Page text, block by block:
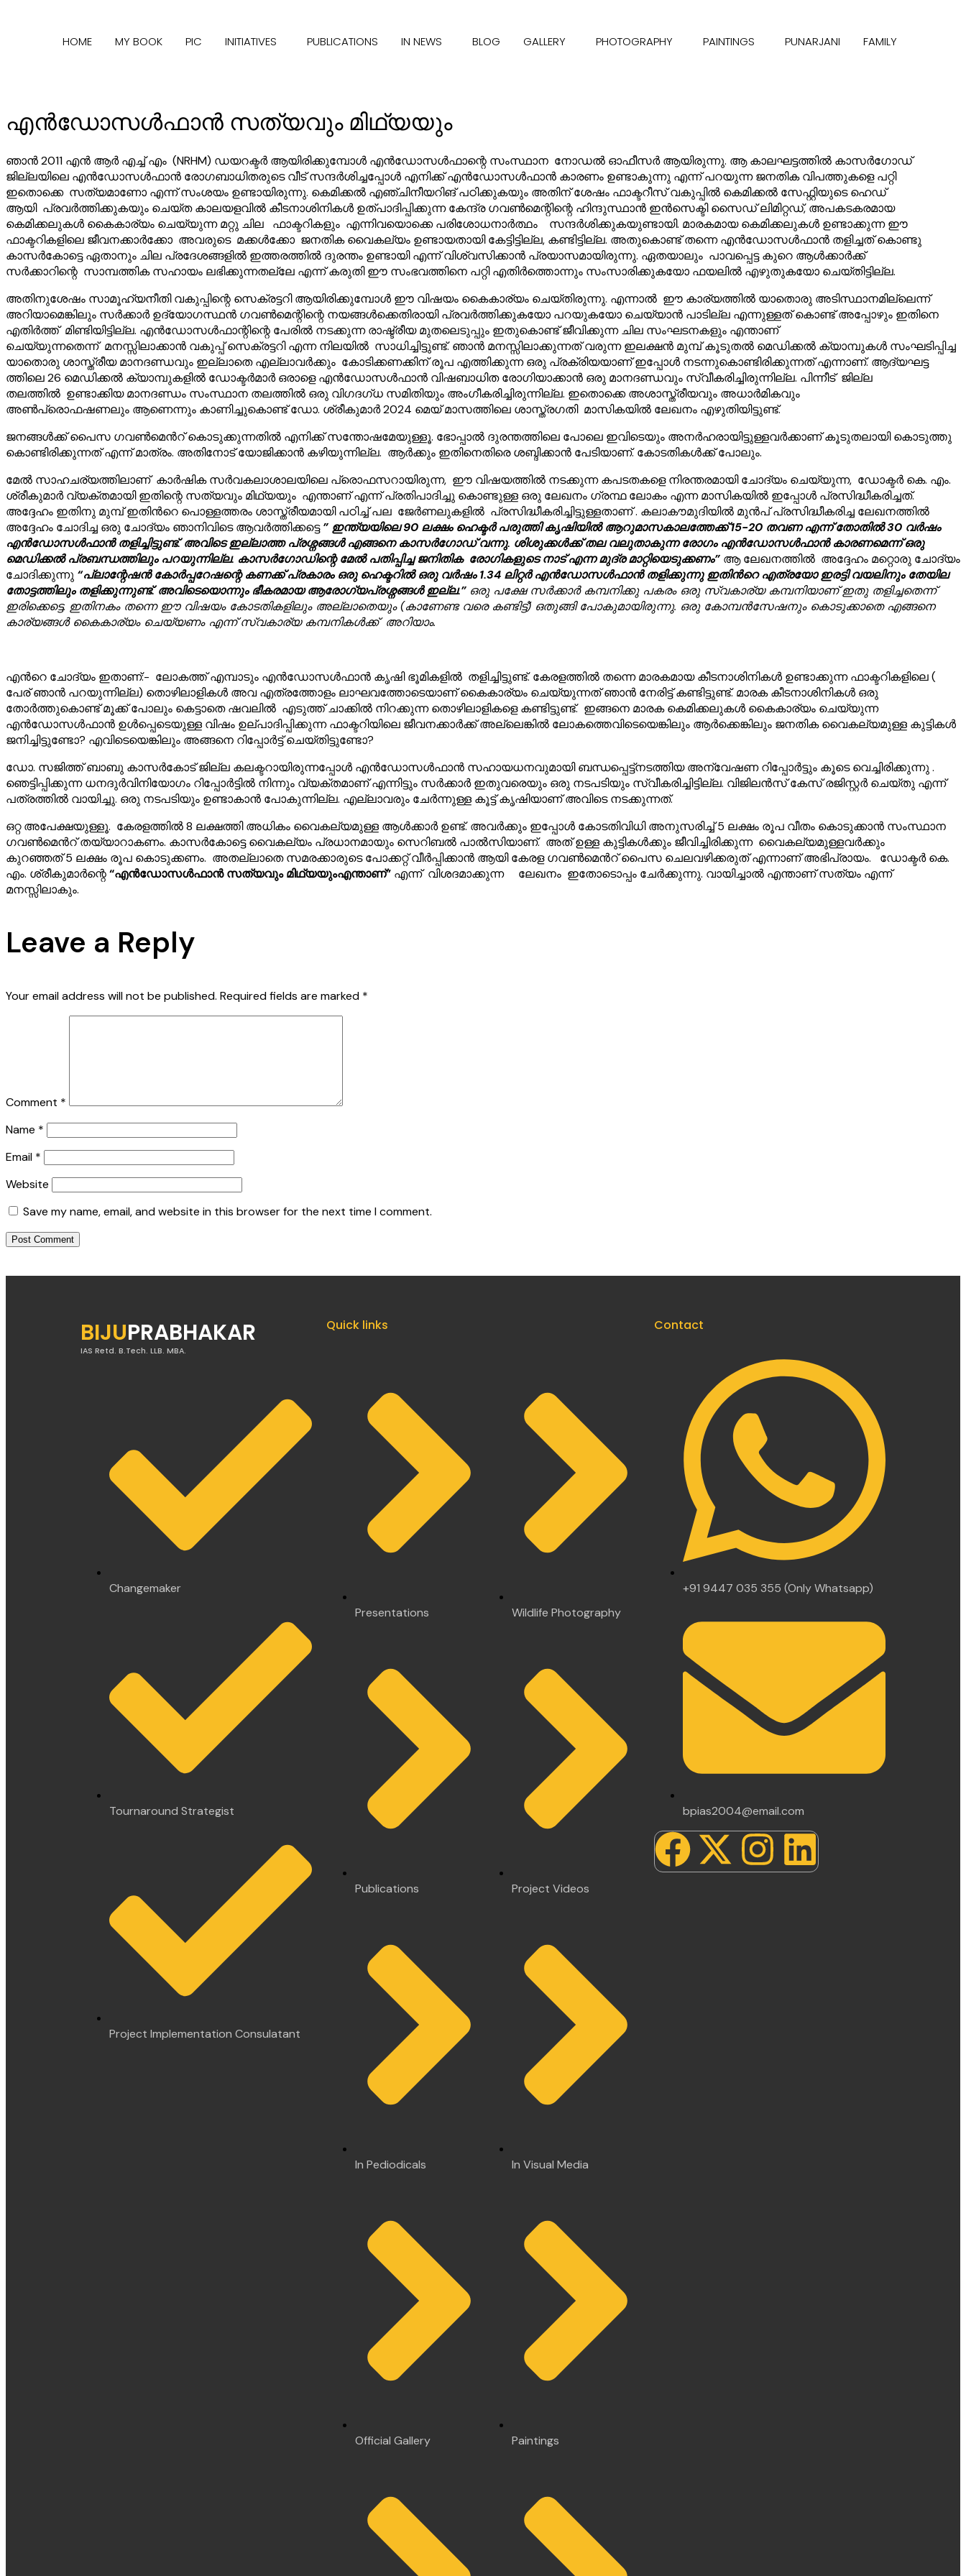
HOME MY BOOK PIC INITIATIVES PUBLICATIONS IN NEWS BLOG GALLERY PHOTOGRAPHY PAINTINGS PUNARJANI FAMILY
എൻഡോസൾഫാൻ സത്യവും മിഥ്യയും
ഞാൻ 2011 എൻ ആർ എച്ച് എം (NRHM) ഡയറക്ടർ ആയിരിക്കുമ്പോൾ എൻഡോസൾഫാന്റെ സംസ്ഥാന നോഡൽ ഓഫീസർ ആയിരുന്നു. ആ കാലഘട്ടത്തിൽ കാസർഗോഡ്
ജില്ലയിലെ എൻഡോസൾഫാൻ രോഗബാധിതരുടെ വീട് സന്ദർശിച്ചപ്പോൾ എനിക്ക് എൻഡോസൾഫാൻ കാരണം ഉണ്ടാകുന്നു എന്ന് പറയുന്ന ജനതിക വിപത്തുകളെ പറ്റി
ഇതൊക്കെ സത്യമാണോ എന്ന് സംശയം ഉണ്ടായിരുന്നു. കെമിക്കൽ എഞ്ചിനീയറിങ് പഠിക്കുകയും അതിന് ശേഷം ഫാക്ടറീസ് വകുപ്പിൽ കെമിക്കൽ സേഫ്റ്റിയുടെ ഹെഡ്
ആയി പ്രവർത്തിക്കുകയും ചെയ്ത കാലയളവിൽ കീടനാശിനികൾ ഉത്പാദിപ്പിക്കുന്ന കേന്ദ്ര ഗവൺമെന്റിന്റെ ഹിന്ദുസ്ഥാൻ ഇൻസെക്ടി സൈഡ് ലിമിറ്റഡ്, അപകടകരമായ
കെമിക്കലുകൾ കൈകാര്യം ചെയ്യുന്ന മറ്റു ചില ഫാക്ടറികളും എന്നിവയൊക്കെ പരിശോധനാർത്ഥം സന്ദർശിക്കുകയുണ്ടായി. മാരകമായ കെമിക്കലുകൾ ഉണ്ടാക്കുന്ന ഈ
ഫാക്ടറികളിലെ ജീവനക്കാർക്കോ അവരുടെ മക്കൾക്കോ ജനതിക വൈകല്യം ഉണ്ടായതായി കേട്ടിട്ടില്ല, കണ്ടിട്ടില്ല. അതുകൊണ്ട് തന്നെ എൻഡോസൾഫാൻ തളിച്ചത് കൊണ്ടു
കാസർകോട്ടെ ഏതാനും ചില പ്രദേശങ്ങളിൽ ഇത്തരത്തിൽ ദുരന്തം ഉണ്ടായി എന്ന് വിശ്വസിക്കാൻ പ്രയാസമായിരുന്നു. ഏതയാലും പാവപ്പെട്ട കുറെ ആൾക്കാർക്ക്
സർക്കാറിന്റെ സാമ്പത്തിക സഹായം ലഭിക്കുന്നതല്ലേ എന്ന് കരുതി ഈ സംഭവത്തിനെ പറ്റി എതിർത്തൊന്നും സംസാരിക്കുകയോ ഫയലിൽ എഴുതുകയോ ചെയ്തിട്ടില്ല.
അതിനുശേഷം സാമൂഹ്യനീതി വകുപ്പിന്റെ സെക്രട്ടറി ആയിരിക്കുമ്പോൾ ഈ വിഷയം കൈകാര്യം ചെയ്തിരുന്നു. എന്നാൽ ഈ കാര്യത്തിൽ യാതൊരു അടിസ്ഥാനമില്ലെന്ന്
അറിയാമെങ്കിലും സർക്കാർ ഉദ്യോഗസ്ഥൻ ഗവൺമെന്റിന്റെ നയങ്ങൾക്കെതിരായി പ്രവർത്തിക്കുകയോ പറയുകയോ ചെയ്യാൻ പാടില്ല എന്നുള്ളത് കൊണ്ട് അപ്പോഴും ഇതിനെ
എതിർത്ത് മിണ്ടിയിട്ടില്ല. എൻഡോസൾഫാന്റിന്റെ പേരിൽ നടക്കുന്ന രാഷ്ട്രീയ മുതലെടുപ്പും ഇതുകൊണ്ട് ജീവിക്കുന്ന ചില സംഘടനകളും എന്താണ്
ചെയ്യുന്നതെന്ന് മനസ്സിലാക്കാൻ വകുപ്പ് സെക്രട്ടറി എന്ന നിലയിൽ സാധിച്ചിട്ടുണ്ട്. ഞാൻ മനസ്സിലാക്കുന്നത് വരുന്ന ഇലക്ഷൻ മുമ്പ് കൂടുതൽ മെഡിക്കൽ ക്യാമ്പുകൾ സംഘടിപ്പിച്ച
യാതൊരു ശാസ്ത്രീയ മാനദണ്ഡവും ഇല്ലാതെ എല്ലാവർക്കും കോടിക്കണക്കിന് രൂപ എത്തിക്കുന്ന ഒരു പ്രക്രിയയാണ് ഇപ്പോൾ നടന്നുകൊണ്ടിരിക്കുന്നത് എന്നാണ്. ആദ്യഘട്ട
ത്തിലെ 26 മെഡിക്കൽ ക്യാമ്പുകളിൽ ഡോക്ടർമാർ ഒരാളെ എൻഡോസൾഫാൻ വിഷബാധിത രോഗിയാക്കാൻ ഒരു മാനദണ്ഡവും സ്വീകരിച്ചിരുന്നില്ല. പിന്നീട് ജില്ല
തലത്തിൽ ഉണ്ടാക്കിയ മാനദണ്ഡം സംസ്ഥാന തലത്തിൽ ഒരു വിഗദഗ്ധ സമിതിയും അംഗീകരിച്ചിരുന്നില്ല. ഇതൊക്കെ അശാസ്ത്രീയവും അധാർമികവും
അൺപ്രൊഫഷണലും ആണെന്നും കാണിച്ചുകൊണ്ട് ഡോ. ശ്രീകുമാർ 2024 മെയ് മാസത്തിലെ ശാസ്ത്രഗതി മാസികയിൽ ലേഖനം എഴുതിയിട്ടുണ്ട്.
ജനങ്ങൾക്ക് പൈസ ഗവൺമെൻറ് കൊടുക്കുന്നതിൽ എനിക്ക് സന്തോഷമേയുള്ളൂ. ഭോപ്പാൽ ദുരന്തത്തിലെ പോലെ ഇവിടെയും അനർഹരായിട്ടുള്ളവർക്കാണ് കൂടുതലായി കൊടുത്തു
കൊണ്ടിരിക്കുന്നത് എന്ന് മാത്രം. അതിനോട് യോജിക്കാൻ കഴിയുന്നില്ല. ആർക്കും ഇതിനെതിരെ ശബ്ദിക്കാൻ പേടിയാണ്. കോടതികൾക്ക് പോലും.
മേൽ സാഹചര്യത്തിലാണ് കാർഷിക സർവകലാശാലയിലെ പ്രൊഫസറായിരുന്ന, ഈ വിഷയത്തിൽ നടക്കുന്ന കപടതകളെ നിരന്തരമായി ചോദ്യം ചെയ്യുന്ന, ഡോക്ടർ കെ. എം.
ശ്രീകുമാർ വ്യക്തമായി ഇതിന്റെ സത്യവും മിഥ്യയും എന്താണ് എന്ന് പ്രതിപാദിച്ചു കൊണ്ടുള്ള ഒരു ലേഖനം ഗ്രന്ഥ ലോകം എന്ന മാസികയിൽ ഇപ്പോൾ പ്രസിദ്ധീകരിച്ചത്.
അദ്ദേഹം ഇതിനു മുമ്പ് ഇതിൻറെ പൊള്ളത്തരം ശാസ്ത്രീയമായി പഠിച്ച് പല ജേർണലുകളിൽ പ്രസിദ്ധീകരിച്ചിട്ടുള്ളതാണ് . കലാകൗമുദിയിൽ മുൻപ് പ്രസിദ്ധീകരിച്ച ലേഖനത്തിൽ
അദ്ദേഹം ചോദിച്ച ഒരു ചോദ്യം ഞാനിവിടെ ആവർത്തിക്കട്ടെ” ഇന്ത്യയിലെ 90 ലക്ഷം ഹെക്ടർ പരുത്തി കൃഷിയിൽ ആറുമാസകാലത്തേക്ക് 15-20 തവണ എന്ന് തോതിൽ 30 വർഷം
എൻഡോസൾഫാൻ തളിച്ചിട്ടുണ്ട്. അവിടെ ഇല്ലാത്ത പ്രശ്നങ്ങൾ എങ്ങനെ കാസർഗോഡ് വന്നു. ശിശുക്കൾക്ക് തല വലുതാകുന്ന രോഗം എൻഡോസൾഫാൻ കാരണമെന്ന് ഒരു
മെഡിക്കൽ പ്രബന്ധത്തിലും പറയുന്നില്ല. കാസർഗോഡിന്റെ മേൽ പതിപ്പിച്ച ജനിതിക രോഗികളുടെ നാട് എന്ന മുദ്ര മാറ്റിയെടുക്കണം” ആ ലേഖനത്തിൽ അദ്ദേഹം മറ്റൊരു ചോദ്യം
ചോദിക്കുന്നു “പ്ലാന്റേഷൻ കോർപ്പറേഷന്റെ കണക്ക് പ്രകാരം ഒരു ഹെക്ടറിൽ ഒരു വർഷം 1.34 ലിറ്റർ എൻഡോസൾഫാൻ തളിക്കുന്നു ഇതിൻറെ എത്രയോ ഇരട്ടി വയലിനും തേയില
തോട്ടത്തിലും തളിക്കുന്നുണ്ട്. അവിടെയൊന്നും ഭീകരമായ ആരോഗ്യപ്രശ്നങ്ങൾ ഇല്ല.” ഒരു പക്ഷേ സർക്കാർ കമ്പനിക്കു പകരം ഒരു സ്വകാര്യ കമ്പനിയാണ് ഇതു തളിച്ചതെന്ന്
ഇരിക്കെട്ടെ. ഇതിനകം തന്നെ ഈ വിഷയം കോടതികളിലും അല്ലാതെയും (കാണേണ്ട വരെ കണ്ടിട്ട്) ഒതുങ്ങി പോകുമായിരുന്നു. ഒരു കോമ്പൻസേഷനും കൊടുക്കാതെ എങ്ങനെ
കാര്യങ്ങൾ കൈകാര്യം ചെയ്യണം എന്ന് സ്വകാര്യ കമ്പനികൾക്ക് അറിയാം.
എൻറെ ചോദ്യം ഇതാണ്:- ലോകത്ത് എമ്പാടും എൻഡോസൾഫാൻ കൃഷി ഭൂമികളിൽ തളിച്ചിട്ടുണ്ട്. കേരളത്തിൽ തന്നെ മാരകമായ കീടനാശിനികൾ ഉണ്ടാക്കുന്ന ഫാക്ടറികളിലെ (
പേര് ഞാൻ പറയുന്നില്ല) തൊഴിലാളികൾ അവ എത്രത്തോളം ലാഘവത്തോടെയാണ് കൈകാര്യം ചെയ്യുന്നത് ഞാൻ നേരിട്ട് കണ്ടിട്ടുണ്ട്. മാരക കീടനാശിനികൾ ഒരു
തോർത്തുകൊണ്ട് മൂക്ക് പോലും കെട്ടാതെ ഷവലിൽ എടുത്ത് ചാക്കിൽ നിറക്കുന്ന തൊഴിലാളികളെ കണ്ടിട്ടുണ്ട്. ഇങ്ങനെ മാരക കെമിക്കലുകൾ കൈകാര്യം ചെയ്യുന്ന
എൻഡോസൾഫാൻ ഉൾപ്പെടെയുള്ള വിഷം ഉല്പാദിപ്പിക്കുന്ന ഫാക്ടറിയിലെ ജീവനക്കാർക്ക് അല്ലെങ്കിൽ ലോകത്തെവിടെയെങ്കിലും ആർക്കെങ്കിലും ജനതിക വൈകല്യമുള്ള കുട്ടികൾ
ജനിച്ചിട്ടുണ്ടോ? എവിടെയെങ്കിലും അങ്ങനെ റിപ്പോർട്ട് ചെയ്തിട്ടുണ്ടോ?
ഡോ. സജിത്ത് ബാബു കാസർകോട് ജില്ല കലക്ടറായിരുന്നപ്പോൾ എൻഡോസൾഫാൻ സഹായധനവുമായി ബന്ധപ്പെട്ട്നടത്തിയ അന്വേഷണ റിപ്പോർട്ടും കൂടെ വെച്ചിരിക്കുന്നു .
ഞെട്ടിപ്പിക്കുന്ന ധനദുർവിനിയോഗം റിപ്പോർട്ടിൽ നിന്നും വ്യക്തമാണ് എന്നിട്ടും സർക്കാർ ഇതുവരെയും ഒരു നടപടിയും സ്വീകരിച്ചിട്ടില്ല. വിജിലൻസ് കേസ് രജിസ്റ്റർ ചെയ്തു എന്ന്
പത്രത്തിൽ വായിച്ചു. ഒരു നടപടിയും ഉണ്ടാകാൻ പോകുന്നില്ല. എല്ലാവരും ചേർന്നുള്ള കൂട്ട് കൃഷിയാണ് അവിടെ നടക്കുന്നത്.
ഒറ്റ അപേക്ഷയുള്ളൂ. കേരളത്തിൽ 8 ലക്ഷത്തി അധികം വൈകല്യമുള്ള ആൾക്കാർ ഉണ്ട്. അവർക്കും ഇപ്പോൾ കോടതിവിധി അനുസരിച്ച് 5 ലക്ഷം രൂപ വീതം കൊടുക്കാൻ സംസ്ഥാന
ഗവൺമെൻറ് തയ്യാറാകണം. കാസർകോട്ടെ വൈകല്യം പ്രധാനമായും സെറിബൽ പാൽസിയാണ്. അത് ഉള്ള കുട്ടികൾക്കും ജീവിച്ചിരിക്കുന്ന വൈകല്യമുള്ളവർക്കും
കുറഞ്ഞത് 5 ലക്ഷം രൂപ കൊടുക്കണം. അതല്ലാതെ സമരക്കാരുടെ പോക്കറ്റ് വീർപ്പിക്കാൻ ആയി കേരള ഗവൺമെൻറ് പൈസ ചെലവഴിക്കരുത് എന്നാണ് അഭിപ്രായം. ഡോക്ടർ കെ.
എം. ശ്രീകുമാർന്റെ“എൻഡോസൾഫാൻ സത്യവും മിഥ്യയുംഎന്താണ്” എന്ന് വിശദമാക്കുന്ന ലേഖനം ഇതോടൊപ്പം ചേർക്കുന്നു. വായിച്ചാൽ എന്താണ് സത്യം എന്ന്
മനസ്സിലാകും.
Leave a Reply
Your email address will not be published. Required fields are marked *
Comment *
Name *
Email *
Website
Save my name, email, and website in this browser for the next time I comment.
BIJUPRABHAKAR
IAS Retd. B.Tech. LLB. MBA.
Changemaker
Tournaround Strategist
Project Implementation Consulatant
Quick links
Presentations
Publications
In Pediodicals
Official Gallery
Wildlife Photography
Project Videos
In Visual Media
Paintings
Contact
+91 9447 035 355 (Only Whatsapp)
bpias2004@email.com